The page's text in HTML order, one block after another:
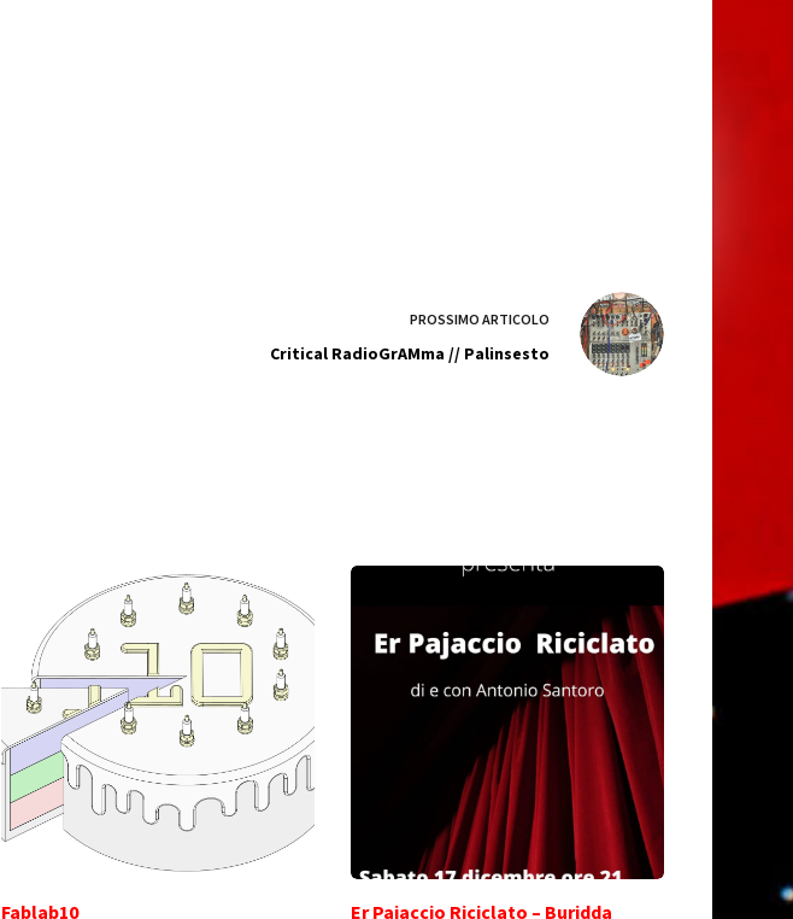
PROSSIMO ARTICOLO
Critical RadioGrAMma // Palinsesto
Fablab10
Er Pajaccio Riciclato – Buridda